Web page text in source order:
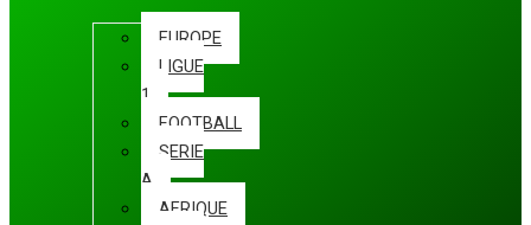
EUROPE
LIGUE
1
FOOTBALL
SERIE
A
AFRIQUE